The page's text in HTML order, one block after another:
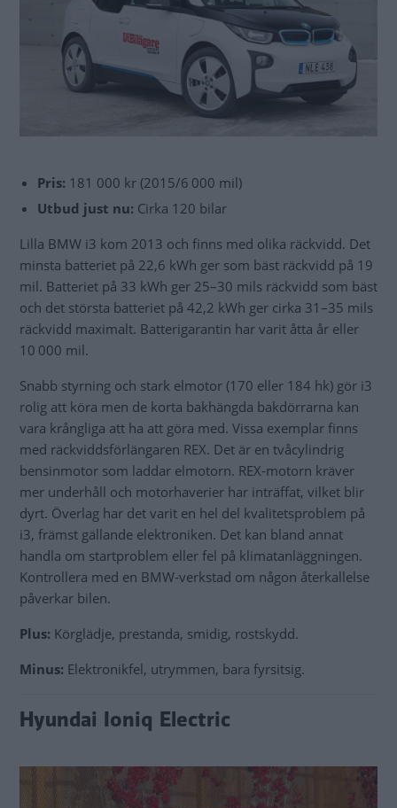
Pris: 181 000 kr (2015/6 000 mil)
Utbud just nu: Cirka 120 bilar
Lilla BMW i3 kom 2013 och finns med olika räckvidd. Det
minsta batteriet på 22,6 kWh ger som bäst räckvidd på 19
mil. Batteriet på 33 kWh ger 25–30 mils räckvidd som bäst
och det största batteriet på 42,2 kWh ger cirka 31–35 mils
räckvidd maximalt. Batterigarantin har varit åtta år eller
10 000 mil.
Snabb styrning och stark elmotor (170 eller 184 hk) gör i3
rolig att köra men de korta bakhängda bakdörrarna kan
vara krångliga att ha att göra med. Vissa exemplar finns
med räckviddsförlängaren REX. Det är en tvåcylindrig
bensinmotor som laddar elmotorn. REX-motorn kräver
mer underhåll och motorhaverier har inträffat, vilket blir
dyrt. Överlag har det varit en hel del kvalitetsproblem på
i3, främst gällande elektroniken. Det kan bland annat
handla om startproblem eller fel på klimatanläggningen.
Kontrollera med en BMW-verkstad om någon återkallelse
påverkar bilen.
Plus: Körglädje, prestanda, smidig, rostskydd.
Minus: Elektronikfel, utrymmen, bara fyrsitsig.
Hyundai Ioniq Electric